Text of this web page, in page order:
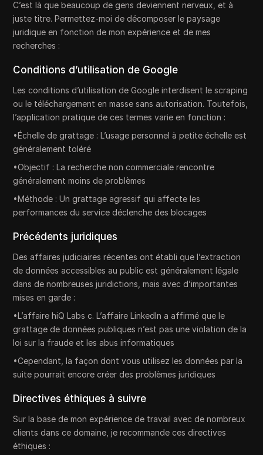
C’est là que beaucoup de gens deviennent nerveux, et à
juste titre. Permettez-moi de décomposer le paysage
juridique en fonction de mon expérience et de mes
recherches :
Conditions d’utilisation de Google
Les conditions d’utilisation de Google interdisent le scraping
ou le téléchargement en masse sans autorisation. Toutefois,
l’application pratique de ces termes varie en fonction :
•Échelle de grattage : L’usage personnel à petite échelle est
généralement toléré
•Objectif : La recherche non commerciale rencontre
généralement moins de problèmes
•Méthode : Un grattage agressif qui affecte les
performances du service déclenche des blocages
Précédents juridiques
Des affaires judiciaires récentes ont établi que l’extraction
de données accessibles au public est généralement légale
dans de nombreuses juridictions, mais avec d’importantes
mises en garde :
•L’affaire hiQ Labs c. L’affaire LinkedIn a affirmé que le
grattage de données publiques n’est pas une violation de la
loi sur la fraude et les abus informatiques
•Cependant, la façon dont vous utilisez les données par la
suite pourrait encore créer des problèmes juridiques
Directives éthiques à suivre
Sur la base de mon expérience de travail avec de nombreux
clients dans ce domaine, je recommande ces directives
éthiques :